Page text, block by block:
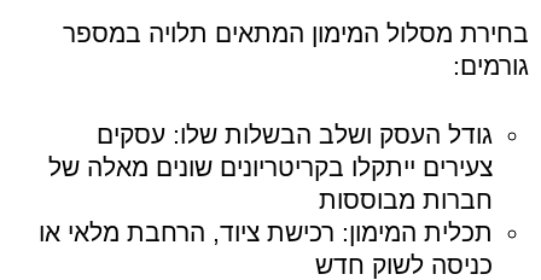
בחירת מסלול המימון המתאים תלויה במספר
גורמים:
גודל העסק ושלב הבשלות שלו: עסקים
צעירים ייתקלו בקריטריונים שונים מאלה של
חברות מבוססות
תכלית המימון: רכישת ציוד, הרחבת מלאי או
כניסה לשוק חדש